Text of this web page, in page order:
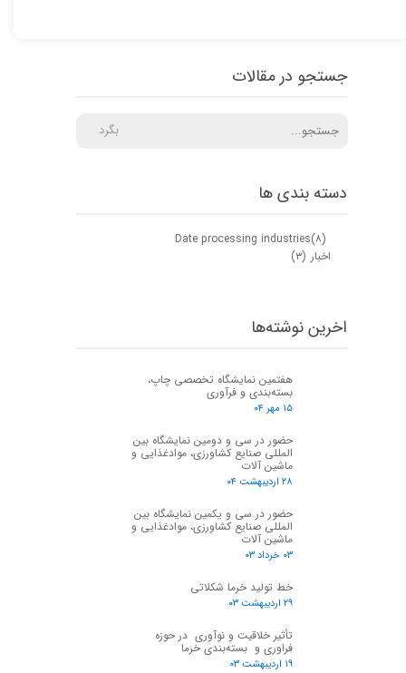
★
دسته بندی ها
Date processing industries(۸)
اخبار (۳)
جستجو در مقالات
بگرد
اخرین نوشته‌ها
هفتمین نمایشگاه تخصصی چاپ،
بسته‌بندی و فرآوری
۱۵ مهر ۰۴
حضور در سی و دومین نمایشگاه بین
المللی صنایع کشاورزی، موادغذایی و
ماشین آلات
۲۸ اردیبهشت ۰۴
حضور در سی و یکمین نمایشگاه بین
المللی صنایع کشاورزی، موادغذایی و
ماشین آلات
۰۳ خرداد ۰۳
خط تولید خرما شکلاتی
۲۹ اردیبهشت ۰۳
تأثیر خلاقیت و نوآوری در حوزه
فراوری و بسته‌بندی خرما
۱۹ اردیبهشت ۰۳